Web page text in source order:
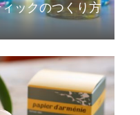
ックのつくり方